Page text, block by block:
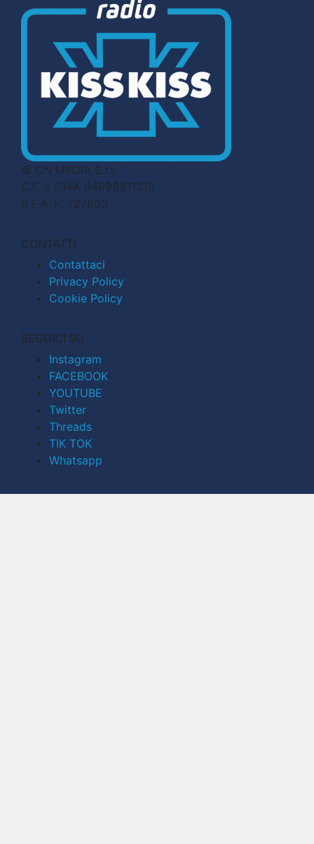
© CN MEDIA S.r.l.
C.F. e P.IVA 04998911210
R.E.A. n. 727803
CONTATTI
Contattaci
Privacy Policy
Cookie Policy
SEGUICI SU
Instagram
FACEBOOK
YOUTUBE
Twitter
Threads
TIK TOK
Whatsapp